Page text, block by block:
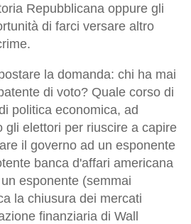
Repubblicana oppure gli
di farci versare altro
la domanda: chi ha mai
di voto? Quale corso di
politica economica, ad
gli elettori per riuscire a capire
il governo ad un esponente
banca d'affari americana
esponente (semmai
la chiusura dei mercati
finanziaria di Wall